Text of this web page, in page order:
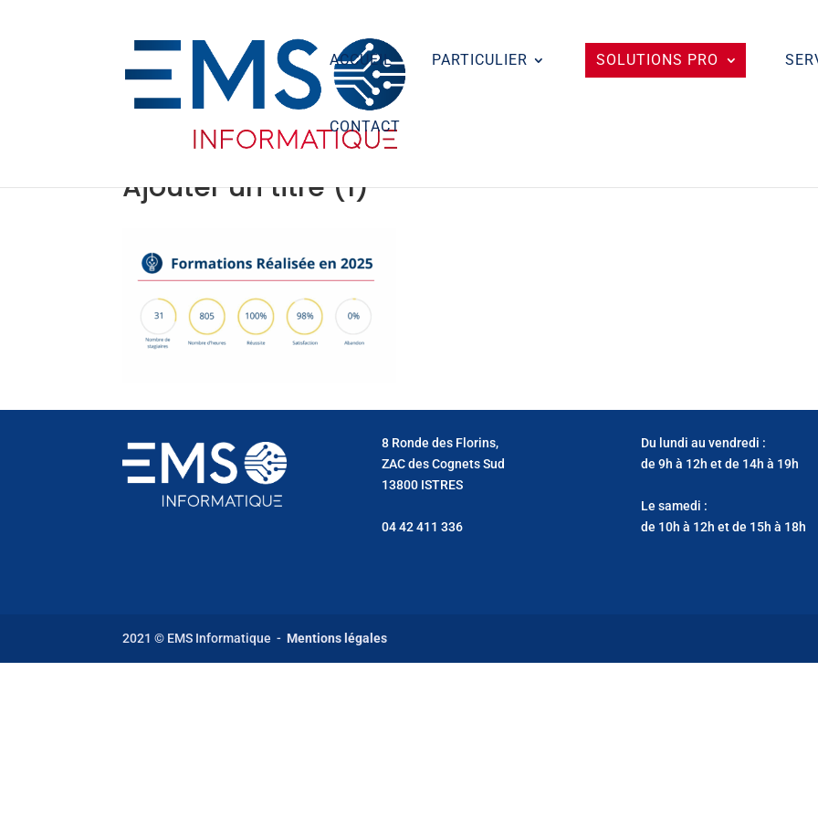
ACCUEIL PARTICULIER SOLUTIONS PRO
CONTACT
Ajouter un titre (1)
8 Ronde des Florins,
ZAC des Cognets Sud
13800 ISTRES
04 42 411 336
Du lundi au vendredi :
de 9h à 12h et de 14h à 19h
Le samedi :
de 10h à 12h et de 15h à 18h
2021 © EMS Informatique -Mentions légales